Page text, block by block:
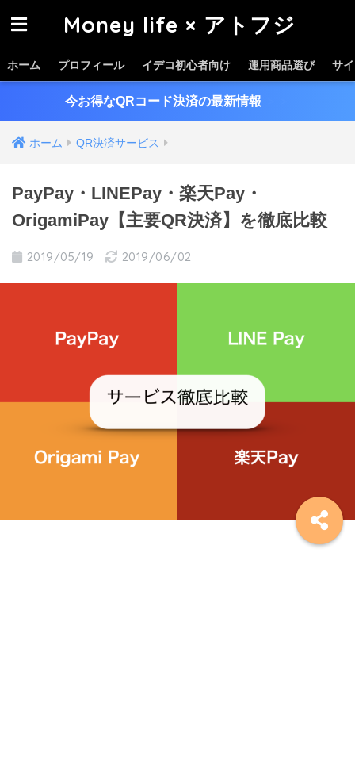
Money life × アトフジ
ホーム プロフィール イデコ初心者向け 運用商品選び サ
今お得なQRコード決済の最新情報
ホーム QR決済サービス
PayPay・LINEPay・楽天Pay・
OrigamiPay【主要QR決済】を徹底比較
2019/05/19 2019/06/02